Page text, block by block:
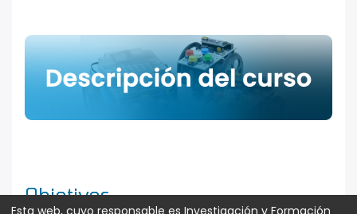
Objetivos
Esta web, cuyo responsable es Investigación y Formación